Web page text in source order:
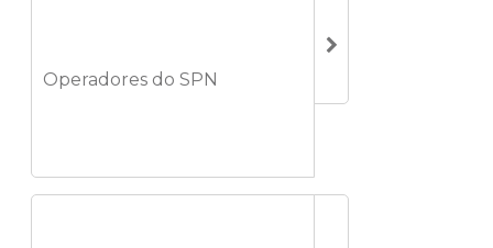
Operadores do SPN